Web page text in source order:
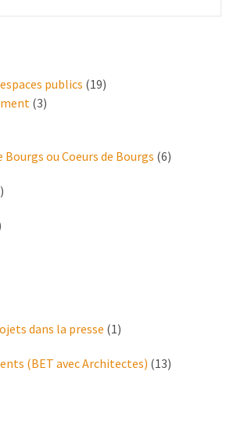
publics (19)
(3)
ou Coeurs de Bourgs (6)
dans la presse (1)
(BET avec Architectes) (13)